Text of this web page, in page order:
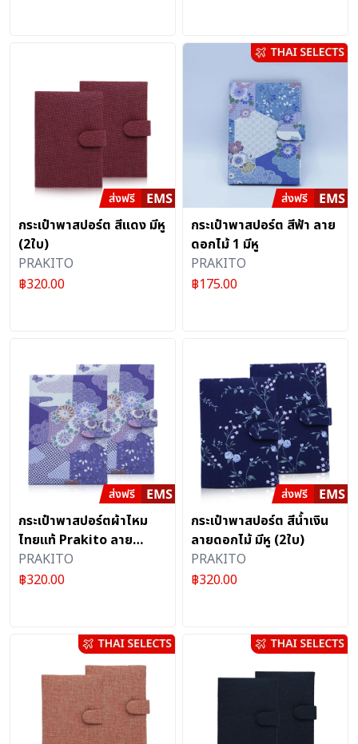
กระเป๋าพาสปอร์ต สีแดง มีหู
(2ใบ)
PRAKITO
฿320.00
กระเป๋าพาสปอร์ต สีฟ้า ลาย
ดอกไม้ 1 มีหู
PRAKITO
฿175.00
กระเป๋าพาสปอร์ตผ้าไหม
ไทยแท้ Prakito ลาย
ดอกไม้ 2 สีฟ้างานแฮนด์
เมดหรูหรา สำหรับนักเดิน
PRAKITO
฿320.00
กระเป๋าพาสปอร์ต สีน้ำเงิน
ลายดอกไม้ มีหู (2ใบ)
PRAKITO
฿320.00